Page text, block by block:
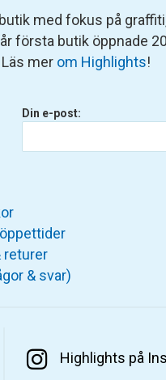
med fokus på
första butik öppnade
mer om Highlights!
Din e-post:
returer
& svar)
Highlights på